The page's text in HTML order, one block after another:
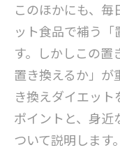
このほかにも、
ット食品で補う
す。しかしこの置
置き換えるか」が
き換えダイエッ
ポイントと、身近
ついて説明します。